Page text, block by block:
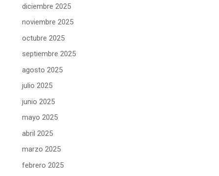
diciembre 2025
noviembre 2025
octubre 2025
septiembre 2025
agosto 2025
julio 2025
junio 2025
mayo 2025
abril 2025
marzo 2025
febrero 2025